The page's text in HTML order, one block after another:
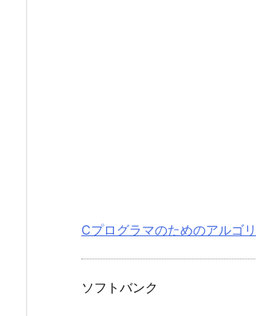
Cプログラマのためのアルゴ
ソフトバンク